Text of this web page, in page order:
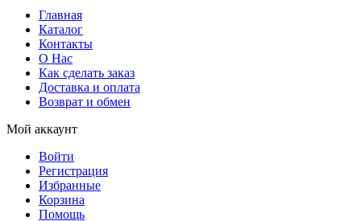
Главная
Каталог
Контакты
О Нас
Как сделать заказ
Доставка и оплата
Возврат и обмен
Мой аккаунт
Войти
Регистрация
Избранные
Корзина
Помощь